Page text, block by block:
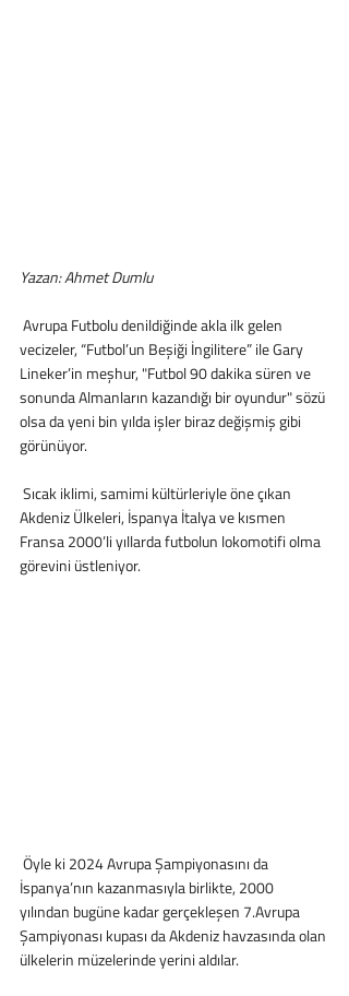
Yazan: Ahmet Dumlu
vecizeler, “Futbol’un Beşiği İngilitere” ile Gary
Lineker’in meşhur, "Futbol 90 dakika süren ve
sonunda Almanların kazandığı bir oyundur" sözü
olsa da yeni bin yılda işler biraz değişmiş gibi
görünüyor.
Akdeniz Ülkeleri, İspanya İtalya ve kısmen
Fransa 2000’li yıllarda futbolun lokomotifi olma
görevini üstleniyor.
İspanya’nın kazanmasıyla birlikte, 2000
yılından bugüne kadar gerçekleşen 7.Avrupa
Şampiyonası kupası da Akdeniz havzasında olan
ülkelerin müzelerinde yerini aldılar.